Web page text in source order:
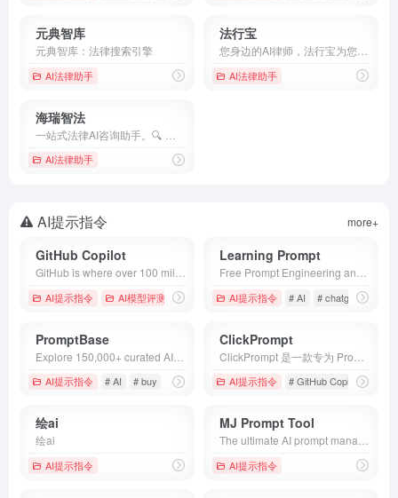
元典智库
元典智库：法律搜索引擎
AI法律助手
法行宝
AI法律助手
海瑞智法
AI法律助手
AI提示指令 more+
GitHub Copilot
AI提示指令 AI模型评测
Learning Prompt
AI提示指令 # AI # chatgpt # gpt-3
PromptBase
AI提示指令 # AI # buy # chatgpt
ClickPrompt
AI提示指令 # GitHub Copilot
绘ai
绘ai
AI提示指令
MJ Prompt Tool
AI提示指令